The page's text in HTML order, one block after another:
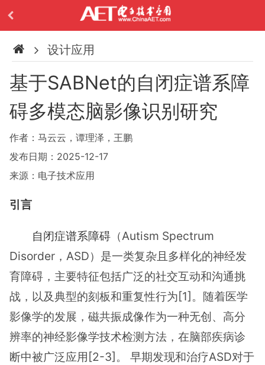
设计应用
基于SABNet的自闭症谱系障
碍多模态脑影像识别研究
作者：马云云，谭理泽，王鹏
发布日期：2025-12-17
来源：电子技术应用
引言
自闭症谱系障碍 （Autism Spectrum
Disorder，ASD）是一类复杂且多样化的神经发
育障碍，主要特征包括广泛的社交互动和沟通挑
战，以及典型的刻板和重复性行为[1]。随着医学
影像学的发展，磁共振成像作为一种无创、高分
辨率的神经影像学技术检测方法，在脑部疾病诊
断中被广泛应用[2-3]。 早期发现和治疗ASD对于